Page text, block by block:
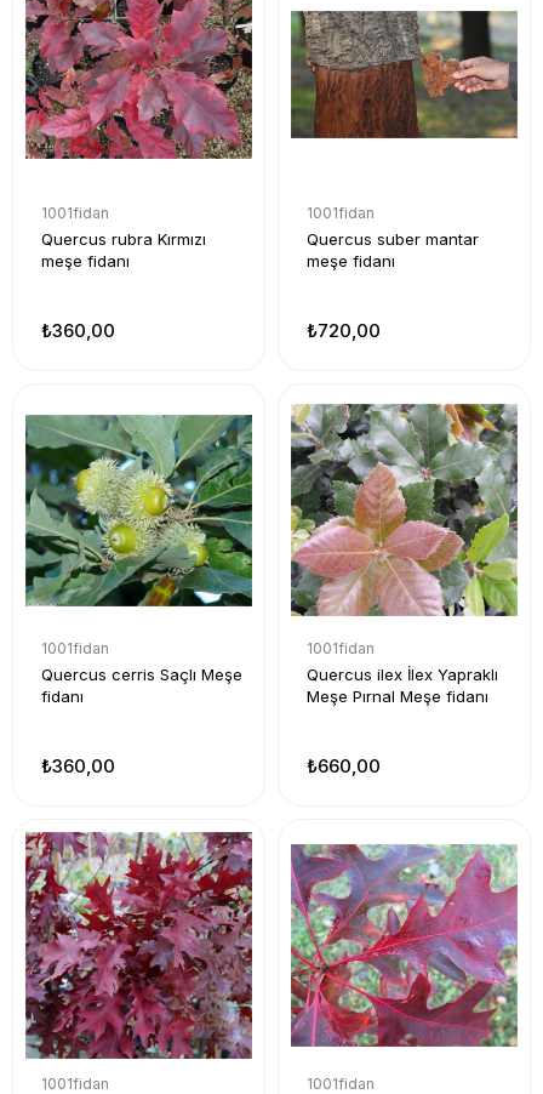
1001fidan
Quercus rubra Kırmızı
meşe fidanı
₺360,00
1001fidan
Quercus suber mantar
meşe fidanı
₺720,00
1001fidan
Quercus cerris Saçlı Meşe
fidanı
₺360,00
1001fidan
Quercus ilex İlex Yapraklı
Meşe Pırnal Meşe fidanı
₺660,00
1001fidan 1001fidan